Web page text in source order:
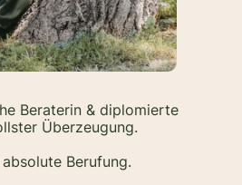
Beraterin & diplomierte
Überzeugung.
Berufung.